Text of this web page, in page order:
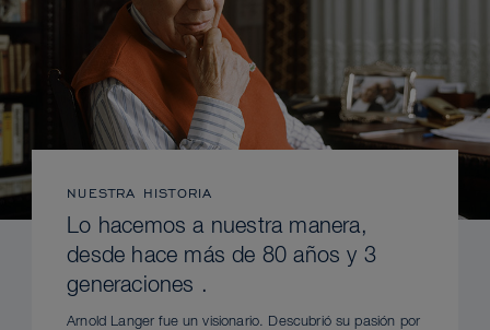
NUESTRA HISTORIA
Lo hacemos a nuestra manera,
desde hace más de 80 años y 3
generaciones .
Arnold Langer fue un visionario. Descubrió su pasión por